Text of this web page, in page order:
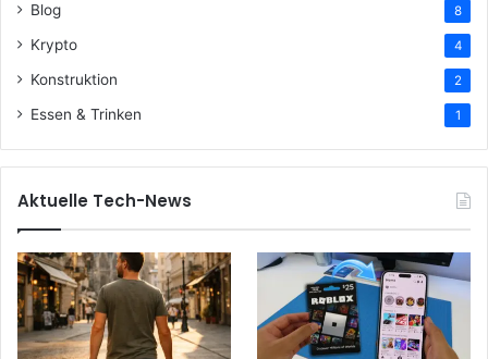
Blog 8
Krypto 4
Konstruktion 2
Essen & Trinken 1
Aktuelle Tech-News